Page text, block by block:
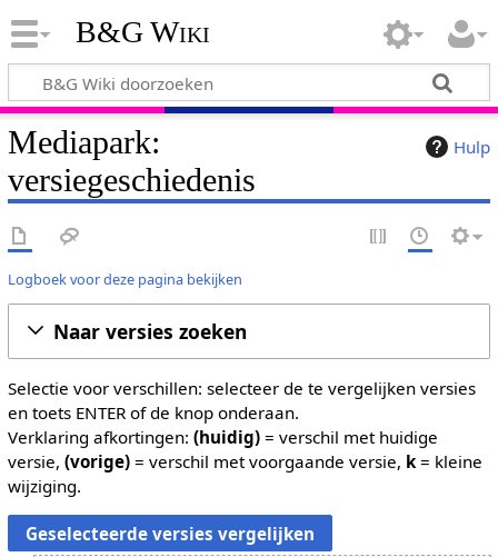
B&G Wiki
Hulp
Mediapark:
versiegeschiedenis
Logboek voor deze pagina bekijken
Naar versies zoeken
Selectie voor verschillen: selecteer de te vergelijken versies
en toets ENTER of de knop onderaan.
Verklaring afkortingen: (huidig)= verschil met huidige
versie, (vorige)= verschil met voorgaande versie, k= kleine
wijziging.